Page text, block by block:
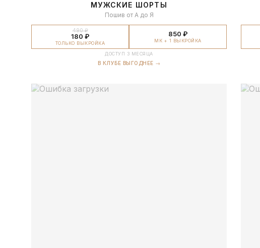
МУЖСКИЕ ШОРТЫ
Пошив от А до Я
490 ₽
180 ₽
ТОЛЬКО ВЫКРОЙКА
850 ₽
МК + 1 ВЫКРОЙКА
ДОСТУП 3 МЕСЯЦА
В КЛУБЕ ВЫГОДНЕЕ →